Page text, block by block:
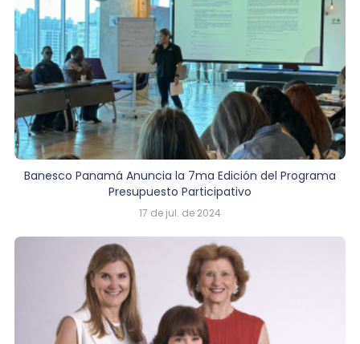
Banesco Panamá Anuncia la 7ma Edición del Programa
Presupuesto Participativo
17 de jul. de 2024